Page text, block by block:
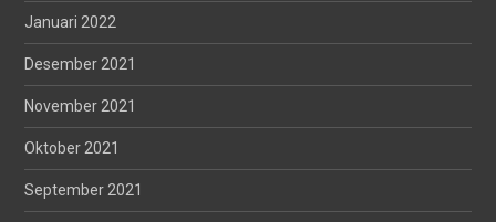
Januari 2022
Desember 2021
November 2021
Oktober 2021
September 2021